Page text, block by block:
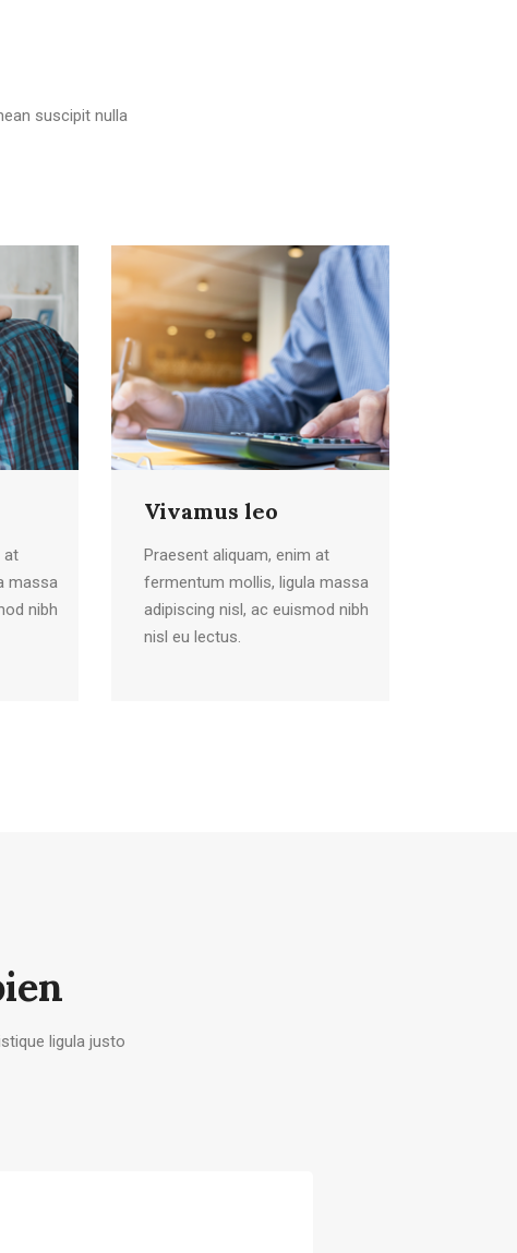
suscipit nulla
at
massa
nibh
Vivamus leo
Praesent aliquam, enim at
fermentum mollis, ligula massa
adipiscing nisl, ac euismod nibh
nisl eu lectus.
ligula justo